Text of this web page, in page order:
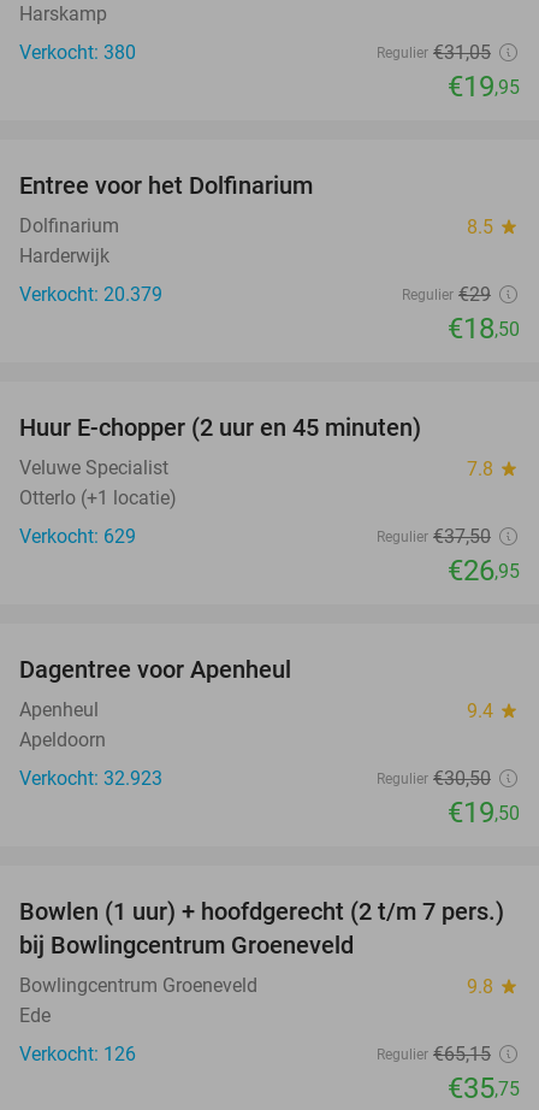
Harskamp
Verkocht: 380
Regulier €31,05
€19,95
Entree voor het Dolfinarium
Dolfinarium 8.5 star
Harderwijk
Verkocht: 20.379
Regulier €29
€18,50
Huur E-chopper (2 uur en 45 minuten)
Veluwe Specialist 7.8 star
Otterlo (+1 locatie)
Verkocht: 629
Regulier €37,50
€26,95
Dagentree voor Apenheul
Apenheul 9.4 star
Apeldoorn
Verkocht: 32.923
Regulier €30,50
€19,50
45%
Bowlen (1 uur) + hoofdgerecht (2 t/m 7 pers.)
bij Bowlingcentrum Groeneveld
Bowlingcentrum Groeneveld 9.8 star
Ede
Verkocht: 126
Regulier €65,15
€35,75